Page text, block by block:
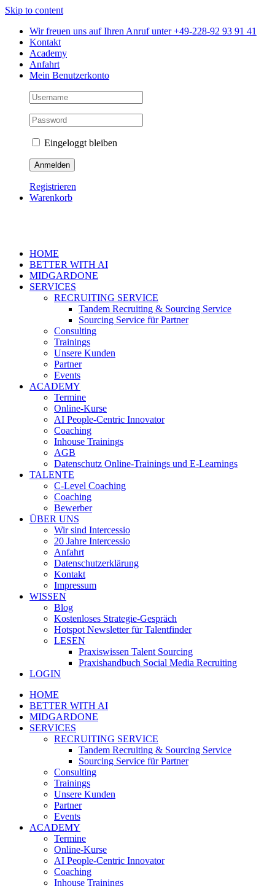
Skip to content
Wir freuen uns auf Ihren Anruf unter +49-228-92 93 91 41
Kontakt
Academy
Anfahrt
Mein Benutzerkonto
Eingeloggt bleiben
Registrieren
Warenkorb
HOME
BETTER WITH AI
MIDGARDONE
SERVICES
RECRUITING SERVICE
Tandem Recruiting & Sourcing Service
Sourcing Service für Partner
Consulting
Trainings
Unsere Kunden
Partner
Events
ACADEMY
Termine
Online-Kurse
AI People-Centric Innovator
Coaching
Inhouse Trainings
AGB
Datenschutz Online-Trainings und E-Learnings
TALENTE
C-Level Coaching
Coaching
Bewerber
ÜBER UNS
Wir sind Intercessio
20 Jahre Intercessio
Anfahrt
Datenschutzerklärung
Kontakt
Impressum
WISSEN
Blog
Kostenloses Strategie-Gespräch
Hotspot Newsletter für Talentfinder
LESEN
Praxiswissen Talent Sourcing
Praxishandbuch Social Media Recruiting
LOGIN
HOME
BETTER WITH AI
MIDGARDONE
SERVICES
RECRUITING SERVICE
Tandem Recruiting & Sourcing Service
Sourcing Service für Partner
Consulting
Trainings
Unsere Kunden
Partner
Events
ACADEMY
Termine
Online-Kurse
AI People-Centric Innovator
Coaching
Inhouse Trainings